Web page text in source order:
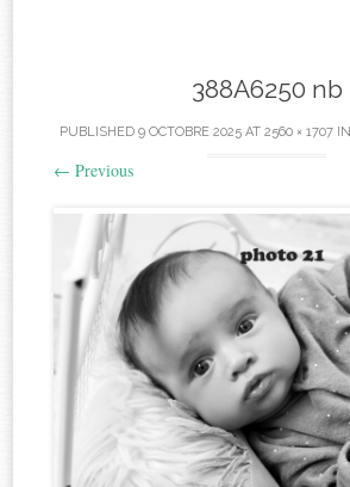
388A6250 nb
PUBLISHED 9 OCTOBRE 2025 AT 2560 × 1707 IN
← Previous